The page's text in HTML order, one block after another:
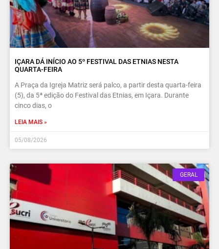
IÇARA DÁ INÍCIO AO 5º FESTIVAL DAS ETNIAS NESTA
QUARTA-FEIRA
A Praça da Igreja Matriz será palco, a partir desta quarta-feira
(5), da 5ª edição do Festival das Etnias, em Içara. Durante
cinco dias, o
LEIA MAIS »
05/08/2026
GERAL